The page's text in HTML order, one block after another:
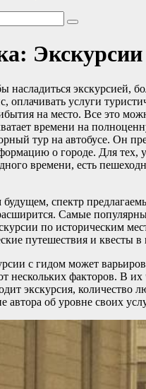
Экскурсии
насладиться экскурсией,
оплачивать услуги
на место. Все это
времени на
тур на автобусе. Он
о городе. Для тех,
времени, есть
спектр
Самые
по историческим
путешествия и квесты в
с гидом может
нескольких факторов. В их
экскурсия, количество
автора об уровне своих